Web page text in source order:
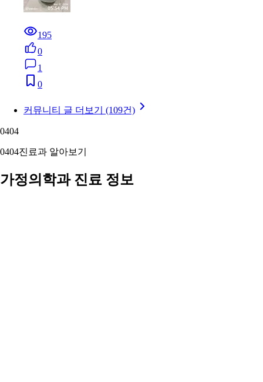
195
0
1
0
커뮤니티 글 더보기 (109건)
0404
0404진료과 알아보기
가정의학과 진료 정보